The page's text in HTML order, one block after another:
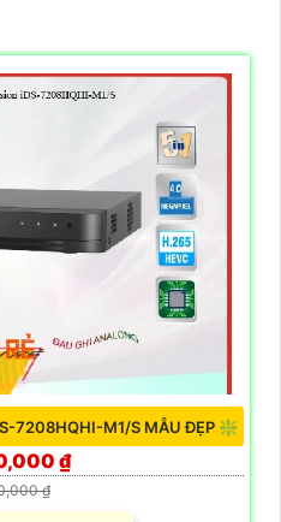
7208HQHI-M1/S MẪU ĐẸP ❇
₫
₫